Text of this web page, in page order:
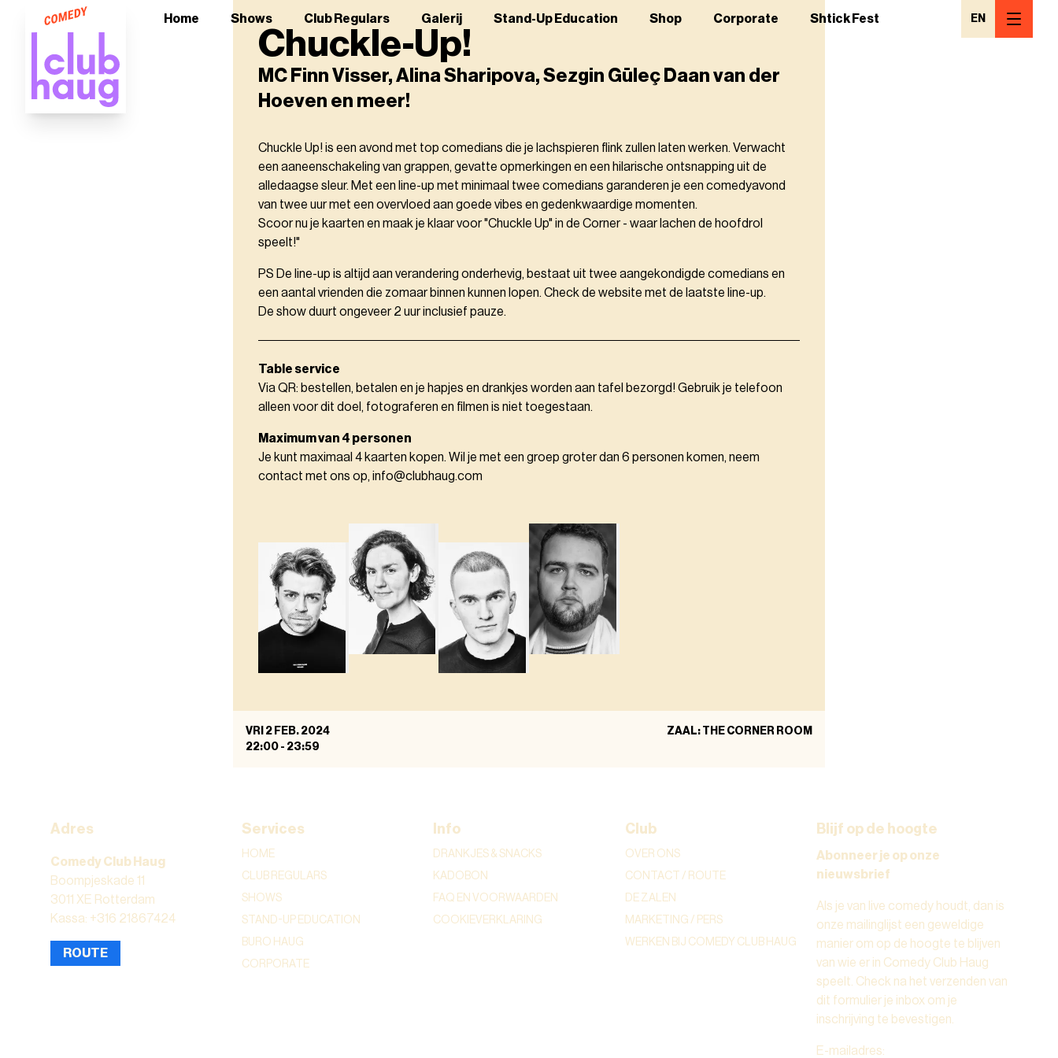
Home Shows Club Regulars Galerij Stand-Up Education Shop Corporate Shtick Fest EN
Chuckle-Up!
MC Finn Visser, Alina Sharipova, Sezgin Gūleç Daan van der
Hoeven en meer!
Chuckle Up! is een avond met top comedians die je lachspieren flink zullen laten werken. Verwacht
een aaneenschakeling van grappen, gevatte opmerkingen en een hilarische ontsnapping uit de
alledaagse sleur. Met een line-up met minimaal twee comedians garanderen je een comedyavond
van twee uur met een overvloed aan goede vibes en gedenkwaardige momenten.
Scoor nu je kaarten en maak je klaar voor "Chuckle Up" in de Corner - waar lachen de hoofdrol
speelt!"
PS De line-up is altijd aan verandering onderhevig, bestaat uit twee aangekondigde comedians en
een aantal vrienden die zomaar binnen kunnen lopen. Check de website met de laatste line-up.
De show duurt ongeveer 2 uur inclusief pauze.
Table service
Via QR: bestellen, betalen en je hapjes en drankjes worden aan tafel bezorgd! Gebruik je telefoon
alleen voor dit doel, fotograferen en filmen is niet toegestaan.
Maximum van 4 personen
Je kunt maximaal 4 kaarten kopen. Wil je met een groep groter dan 6 personen komen, neem
contact met ons op, info@clubhaug.com
VRI 2 FEB. 2024
22:00 - 23:59
ZAAL: THE CORNER ROOM
Adres
Comedy Club Haug
Boompjeskade 11
3011 XE Rotterdam
Kassa: +316 21867424
ROUTE
Services
HOME
CLUB REGULARS
SHOWS
STAND-UP EDUCATION
BURO HAUG
CORPORATE
Info
DRANKJES & SNACKS
KADOBON
FAQ EN VOORWAARDEN
COOKIEVERKLARING
Club
OVER ONS
CONTACT / ROUTE
DE ZALEN
MARKETING / PERS
WERKEN BIJ COMEDY CLUB HAUG
Blijf op de hoogte
Abonneer je op onze
nieuwsbrief
Als je van live comedy houdt, dan is
onze mailinglijst een geweldige
manier om op de hoogte te blijven
van wie er in Comedy Club Haug
speelt. Check na het verzenden van
dit formulier je inbox om je
inschrijving te bevestigen.
E-mailadres: